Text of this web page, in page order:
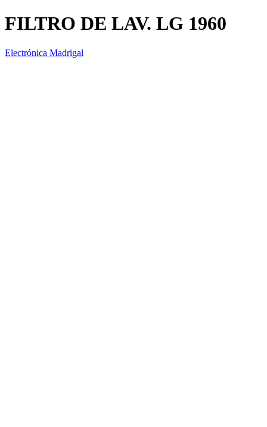
FILTRO DE LAV. LG 1960
Electrónica Madrigal